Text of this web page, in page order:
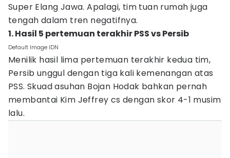
Super Elang Jawa. Apalagi, tim tuan rumah juga
tengah dalam tren negatifnya.
1. Hasil 5 pertemuan terakhir PSS vs Persib
Default Image IDN
Menilik hasil lima pertemuan terakhir kedua tim,
Persib unggul dengan tiga kali kemenangan atas
PSS. Skuad asuhan Bojan Hodak bahkan pernah
membantai Kim Jeffrey cs dengan skor 4-1 musim
lalu.